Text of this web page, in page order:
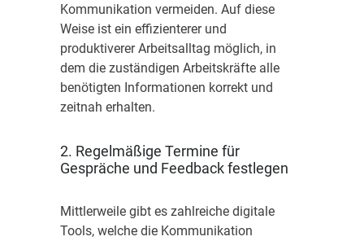
Kommunikation vermeiden. Auf diese
Weise ist ein effizienterer und
produktiverer Arbeitsalltag möglich, in
dem die zuständigen Arbeitskräfte alle
benötigten Informationen korrekt und
zeitnah erhalten.
2. Regelmäßige Termine für
Gespräche und Feedback festlegen
Mittlerweile gibt es zahlreiche digitale
Tools, welche die Kommunikation